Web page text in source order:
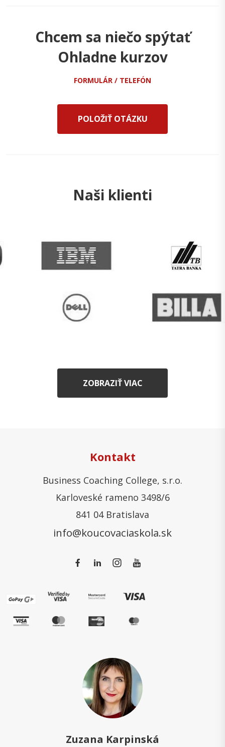
Chcem sa niečo spýtať
Ohladne kurzov
FORMULÁR / TELEFÓN
POLOŽIŤ OTÁZKU
Naši klienti
ZOBRAZIŤ VIAC
Kontakt
Business Coaching College, s.r.o.
Karloveské rameno 3498/6
841 04 Bratislava
info@koucovaciaskola.sk
Zuzana Karpinská